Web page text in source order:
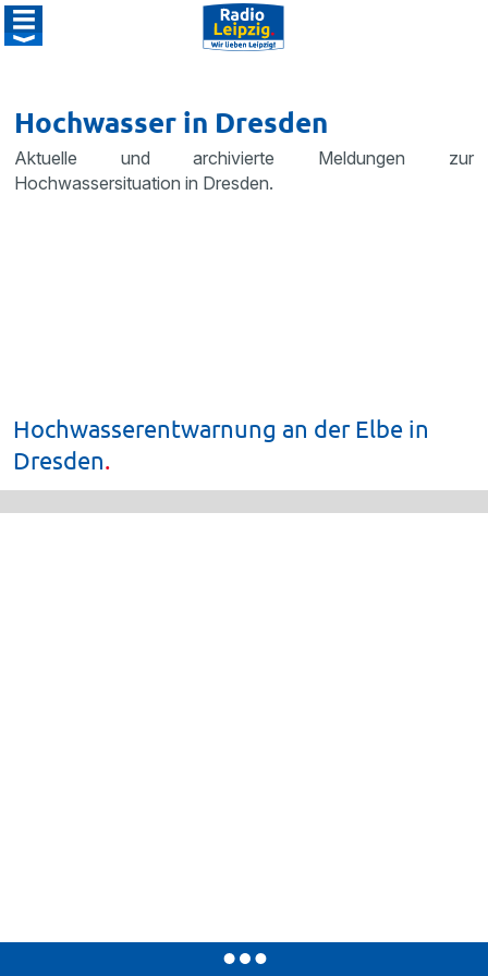
Hochwasser in Dresden
Aktuelle und archivierte Meldungen zur
Hochwassersituation in Dresden.
Hochwasserentwarnung an der Elbe in
Dresden